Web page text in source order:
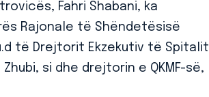
Fahri Shabani, ka
Rajonale të Shëndetësisë
të Drejtorit Ekzekutiv të Spitalit
si dhe drejtorin e QKMF-së,